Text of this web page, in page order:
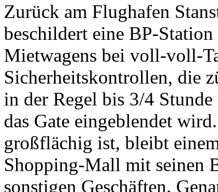
Zurück am Flughafen
beschildert eine BP-
Mietwagens bei voll-voll-
Sicherheitskontrollen, die
in der Regel bis 3/4
das Gate eingeblendet
großflächig ist, bleibt
Shopping-Mall mit seinen
sonstigen Geschäften.